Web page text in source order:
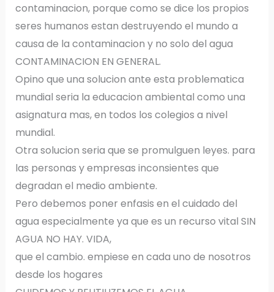
contaminacion, porque como se dice los propios
seres humanos estan destruyendo el mundo a
causa de la contaminacion y no solo del agua
CONTAMINACION EN GENERAL.
Opino que una solucion ante esta problematica
mundial seria la educacion ambiental como una
asignatura mas, en todos los colegios a nivel
mundial.
Otra solucion seria que se promulguen leyes. para
las personas y empresas inconsientes que
degradan el medio ambiente.
Pero debemos poner enfasis en el cuidado del
agua especialmente ya que es un recurso vital SIN
AGUA NO HAY. VIDA,
que el cambio. empiese en cada uno de nosotros
desde los hogares